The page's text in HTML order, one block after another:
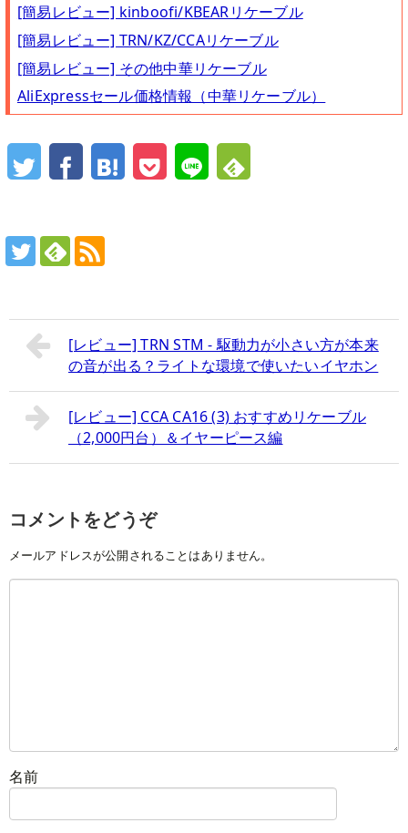
[簡易レビュー] kinboofi/KBEARリケーブル
[簡易レビュー] TRN/KZ/CCAリケーブル
[簡易レビュー] その他中華リケーブル
AliExpressセール価格情報（中華リケーブル）
[レビュー] TRN STM - 駆動力が小さい方が本来
の音が出る？ライトな環境で使いたいイヤホン
[レビュー] CCA CA16 (3) おすすめリケーブル
（2,000円台）＆イヤーピース編
コメントをどうぞ
メールアドレスが公開されることはありません。
名前